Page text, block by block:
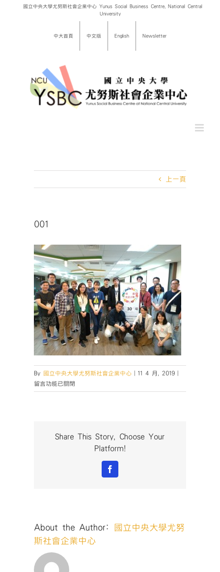
國立中央大學尤努斯社會企業中心 Yunus Social Business Centre, National Central
University
中大首頁 中文版 English Newsletter
上一頁
001
By 國立中央大學尤努斯社會企業中心 11 4 月, 2019
中
留言功能已關閉
Share This Story, Choose Your
Platform!
Facebook
About the Author:
國立中央大學尤努
斯社會企業中心